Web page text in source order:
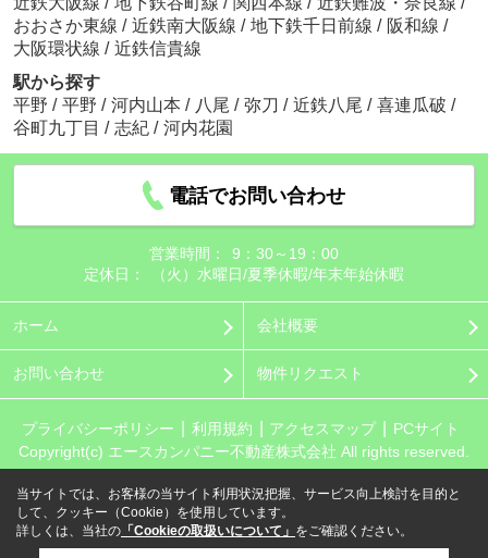
おおさか東線 / 近鉄南大阪線 / 地下鉄千日前線 / 阪和線 /
大阪環状線 / 近鉄信貴線
駅から探す
平野 / 平野 / 河内山本 / 八尾 / 弥刀 / 近鉄八尾 / 喜連瓜破 /
谷町九丁目 / 志紀 / 河内花園
電話でお問い合わせ
営業時間：
9：30～19：00
定休日：
（火）水曜日/夏季休暇/年末年始休暇
ホーム 会社概要
お問い合わせ 物件リクエスト
プライバシーポリシー 利用規約 アクセスマップ
PCサイト
Copyright(c) エースカンパニー不動産株式会社 All rights reserved.
当サイトでは、お客様の当サイト利用状況把握、サービス向上検討を目的と
して、クッキー（Cookie）を使用しています。
詳しくは、当社の 「Cookieの取扱いについて」 をご確認ください。